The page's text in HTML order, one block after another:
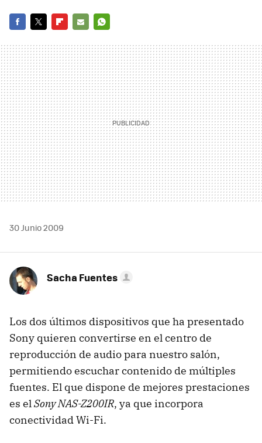
MAIL
30 Junio 2009
Sacha Fuentes
Los dos últimos dispositivos que ha presentado
Sony quieren convertirse en el centro de
reproducción de audio para nuestro salón,
permitiendo escuchar contenido de múltiples
fuentes. El que dispone de mejores prestaciones
es el Sony NAS-Z200IR, ya que incorpora
conectividad Wi-Fi.